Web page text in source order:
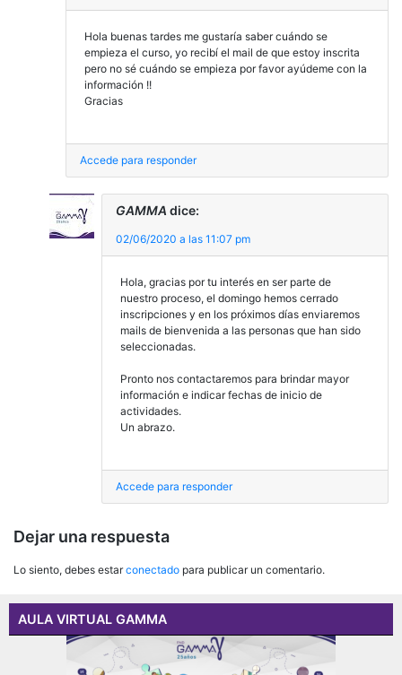
Hola buenas tardes me gustaría saber cuándo se
empieza el curso, yo recibí el mail de que estoy inscrita
pero no sé cuándo se empieza por favor ayúdeme con la
información !!
Gracias
Accede para responder
GAMMA dice:
02/06/2020 a las 11:07 pm
Hola, gracias por tu interés en ser parte de
nuestro proceso, el domingo hemos cerrado
inscripciones y en los próximos días enviaremos
mails de bienvenida a las personas que han sido
seleccionadas.
Pronto nos contactaremos para brindar mayor
información e indicar fechas de inicio de
actividades.
Un abrazo.
Accede para responder
Dejar una respuesta
Lo siento, debes estarconectado para publicar un comentario.
AULA VIRTUAL GAMMA